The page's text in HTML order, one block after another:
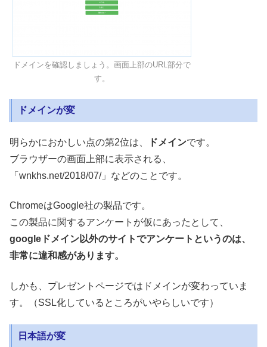
ドメインを確認しましょう。画面上部のURL部分で
す。
ドメインが変
明らかにおかしい点の第2位は、 ドメインです。
ブラウザーの画面上部に表示される、
「wnkhs.net/2018/07/」などのことです。
ChromeはGoogle社の製品です。
この製品に関するアンケートが仮にあったとして、
googleドメイン以外のサイトでアンケートというのは、
非常に違和感があります。
しかも、プレゼントページではドメインが変わっていま
す。（SSL化しているところがいやらしいです）
日本語が変